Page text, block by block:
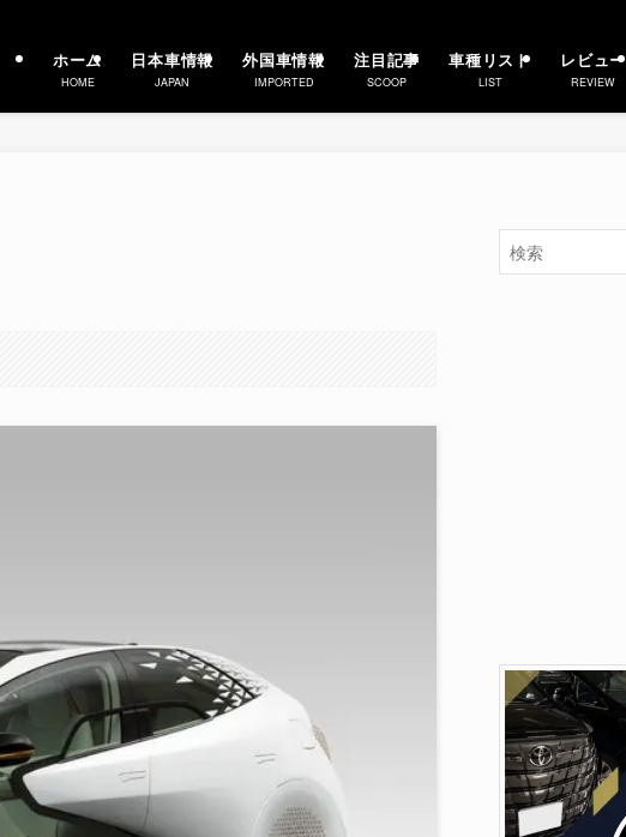
ホーム
HOME
日本車情報
JAPAN
外国車情報
IMPORTED
注目記事
SCOOP
車種リスト
LIST
レビュー
REVIEW